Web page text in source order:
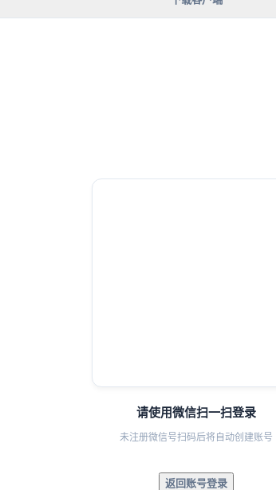
请使用微信扫一扫登录
未注册微信号扫码后将自动创建账号
返回账号登录